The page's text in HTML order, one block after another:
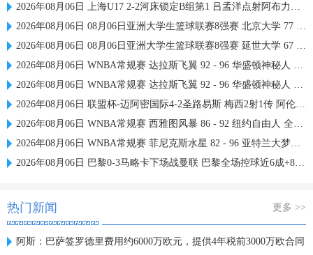
2026年08月06日 上海U17 2-2河床锁定B组第1 吕孟洋点射阿布力米破门 将战A组第2
2026年08月06日 08月06日亚洲大学生篮球联赛8强赛 北京大学 77 - 79 上海交通大学 集锦
2026年08月06日 08月06日亚洲大学生篮球联赛8强赛 延世大学 67 - 72 政治大学 集锦
2026年08月06日 WNBA常规赛 达拉斯飞翼 92 - 96 华盛顿神秘人 全场集锦
2026年08月06日 WNBA常规赛 达拉斯飞翼 92 - 96 华盛顿神秘人 全场集锦
2026年08月06日 联盟杯-迈阿密国际4-2圣路易斯 梅西2射1传 阿伦助攻戴帽
2026年08月06日 WNBA常规赛 西雅图风暴 86 - 92 纽约自由人 全场集锦
2026年08月06日 WNBA常规赛 菲尼克斯水星 82 - 96 亚特兰大梦想 全场集锦
2026年08月06日 巴黎0-3马略卡下场战曼联 巴黎全场控球近6成+8射3正未果
热门新闻 更多 >>
阿斯：巴萨签罗德里费用约6000万欧元，提供4年税前3000万欧合同